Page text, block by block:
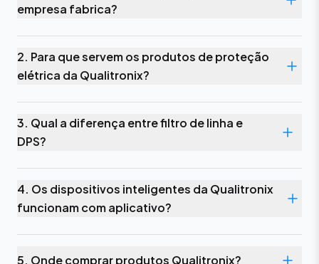
empresa fabrica?
2. Para que servem os produtos de proteção
elétrica da Qualitronix?
3. Qual a diferença entre filtro de linha e
DPS?
4. Os dispositivos inteligentes da Qualitronix
funcionam com aplicativo?
5. Onde comprar produtos Qualitronix?